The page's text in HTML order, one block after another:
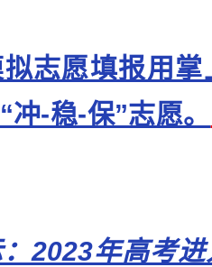
志愿填报用
-稳-保”志愿。
2023年高考